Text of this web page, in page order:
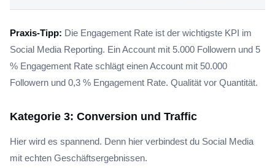
Praxis-Tipp: Die Engagement Rate ist der wichtigste KPI im
Social Media Reporting. Ein Account mit 5.000 Followern und 5
% Engagement Rate schlägt einen Account mit 50.000
Followern und 0,3 % Engagement Rate. Qualität vor Quantität.
Kategorie 3: Conversion und Traffic
Hier wird es spannend. Denn hier verbindest du Social Media
mit echten Geschäftsergebnissen.